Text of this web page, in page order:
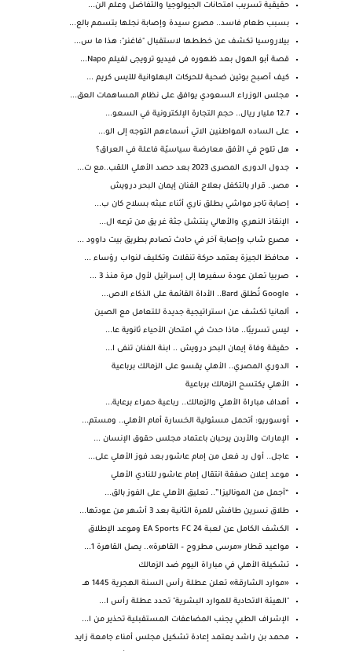
حقيقية تسريب امتحانات الجيولوجيا والتفاضل وعلم الن...
بسبب طعام فاسد.. مصرع سيدة وإصابة نجلها بتسمم بالع...
بيلاروسيا تكشف عن خططها لاستقبال "فاغنر": هذا ما س...
قصة أبو الهول بعد ظهوره فى فيديو ترويجى لفيلم Napo...
كيف أصبح بوتين ضحية للحركات البهلوانية للآيس كريم ...
مجلس الوزراء السعودي يوافق على نظام المساهمات العق...
12.7 مليار ريال.. حجم التجارة الإلكترونية في السعو...
على الساده المواطنين الاتي أسماءهم التوجه إلى الو...
هل تلوح في الأفق معارضة سياسيّة فاعلة في العراق؟
جدول الدورى المصرى 2023 بعد حصد الأهلي اللقب..مع ت...
مصر.. قرار بالتكفل بعلاج الفنان إيمان البحر درويش
إصابة تاجر مواشي بطلق ناري أثناء عبثه بسلاح كان ب...
الإنقاذ النهري والأهالي ينتشل جثة غر يق من ترعه ال...
مصرع شاب وإصابة آخر في حادث تصادم بطريق بيت داوود ...
محافظ الجيزة يعتمد حركة تنقلات وتكليف لنواب رؤساء ...
صربيا تعلن عودة سفيرها إلى إسرائيل لأول مرة منذ 3 ...
Google تُطلق Bard.. الأداة القائمة على الذكاء الاص...
ألمانيا تكشف عن استراتيجية جديدة للتعامل مع الصين
ليس تسريبًا.. ماذا حدث في امتحان الأحياء ثانوية عا...
حقيقة وفاة إيمان البحر درويش .. ابنة الفنان تنفى ا...
الدوري المصري.. الأهلي يقسو على الزمالك برباعية
الأهلي يكتسح الزمالك برباعية
أهداف مباراة الأهلي والزمالك.. رباعية حمراء برعاية...
أوسوريو: أتحمل مسئولية الخسارة أمام الأهلي.. ومستم...
الإمارات والأردن يرحبان باعتماد مجلس حقوق الإنسان ...
عاجل.. أول رد فعل من إمام عاشور بعد فوز الأهلي على...
موعد إعلان صفقة انتقال إمام عاشور للنادي الأهلي
“أجمل من الموناليزا”.. تعليق الأهلي على الفوز بالق...
طلاق نسرين طافش للمرة الثانية بعد 3 أشهر من عودتها...
الكشف الكامل عن لعبة EA Sports FC 24 وموعد الإطلاق
مواعيد قطار «مرسى مطروح – القاهرة».. يصل القاهرة 1...
تشكيلة الأهلي في مباراة اليوم ضد الزمالك
«موارد الشارقة» تعلن عطلة رأس السنة الهجرية 1445 هــ
"الهيئة الاتحادية للموارد البشرية" تحدد عطلة رأس ا...
الإشراف الطبي يجنب المضاعفات المستقبلية تحذير من ا...
محمد بن راشد يعتمد إعادة تشكيل مجلس أمناء جامعة زايد